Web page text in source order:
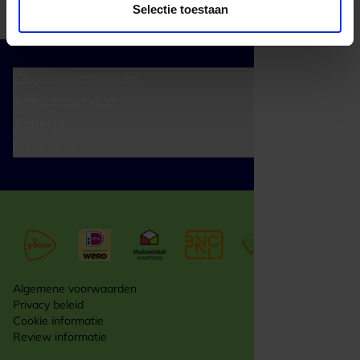
Selectie toestaan
Algemene voorwaarden
Privacy beleid
Cookie informatie
Review informatie